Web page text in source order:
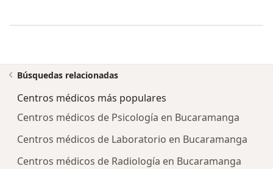
Búsquedas relacionadas
Centros médicos más populares
Centros médicos de Psicología en Bucaramanga
Centros médicos de Laboratorio en Bucaramanga
Centros médicos de Radiología en Bucaramanga